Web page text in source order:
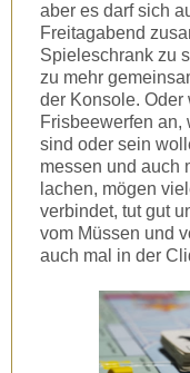
aber es darf sich
Freitagabend
Spieleschrank zu
zu mehr
der Konsole.
Frisbeewerfen an,
sind oder sein
messen und auch
lachen, mögen
verbindet, tut gut
vom Müssen und
auch mal in der